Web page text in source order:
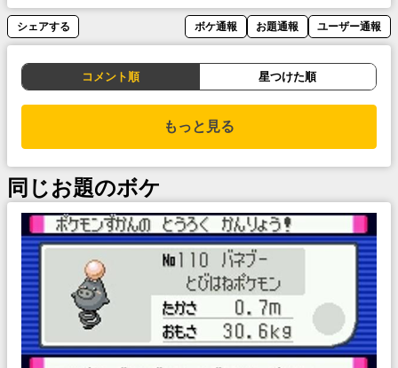
シェアする ボケ通報 お題通報 ユーザー通報
コメント順 星つけた順
もっと見る
同じお題のボケ